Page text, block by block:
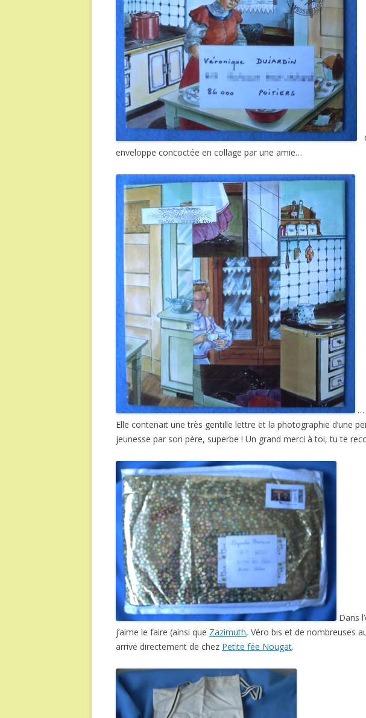
enveloppe concoctée en collage par une amie…
…
Elle contenait une très gentille lettre et la photographie d’une
jeunesse par son père, superbe ! Un grand merci à toi, tu te
Dans
j’aime le faire (ainsi que Zazimuth, Véro bis et de nombreuses
arrive directement de chez Petite fée Nougat.